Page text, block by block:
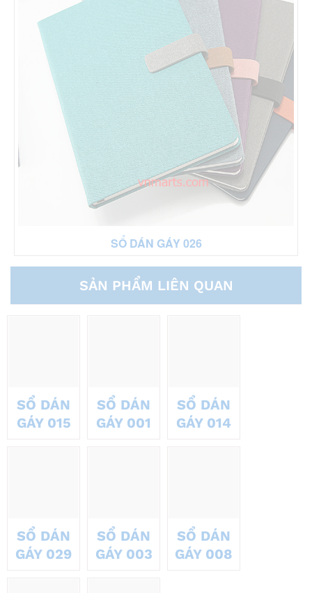
SỔ DÁN GÁY 026
SẢN PHẨM LIÊN QUAN
SỔ DÁN
GÁY 015
SỔ DÁN
GÁY 001
SỔ DÁN
GÁY 014
SỔ DÁN
GÁY 029
SỔ DÁN
GÁY 003
SỔ DÁN
GÁY 008